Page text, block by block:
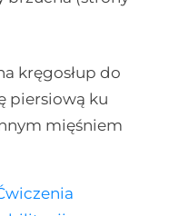
kręgosłup do
piersiową ku
mięśniem